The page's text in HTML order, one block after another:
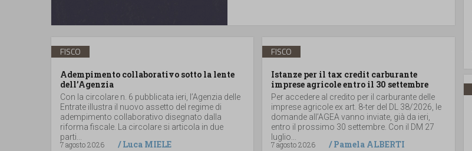
FISCO
Adempimento collaborativo sotto la lente
dell’Agenzia
Con la circolare n. 6 pubblicata ieri, l’Agenzia delle
Entrate illustra il nuovo assetto del regime di
adempimento collaborativo disegnato dalla
riforma fiscale. La circolare si articola in due
parti...
7 agosto 2026
/Luca MIELE
FISCO
Istanze per il tax credit carburante
imprese agricole entro il 30 settembre
Per accedere al credito per il carburante delle
imprese agricole ex art. 8-ter del DL 38/2026, le
domande all’AGEA vanno inviate, già da ieri,
entro il prossimo 30 settembre. Con il DM 27
luglio...
7 agosto 2026
/Pamela ALBERTI